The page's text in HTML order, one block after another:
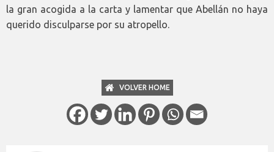
la gran acogida a la carta y lamentar que Abellán no haya
querido disculparse por su atropello.
VOLVER HOME